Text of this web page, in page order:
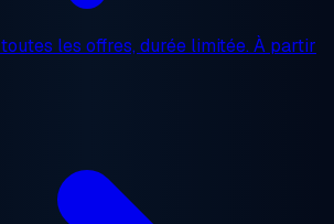
toutes les offres, durée limitée. À partir